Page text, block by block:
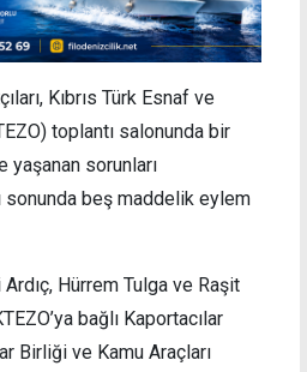
Kıbrıs Türk Esnaf ve
toplantı salonunda bir
sorunları
sonunda beş maddelik eylem
Hürrem Tulga ve Raşit
bağlı Kaportacılar
Birliği ve Kamu Araçları